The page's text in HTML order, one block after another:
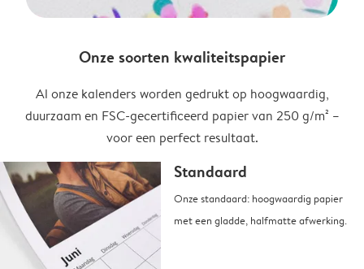
Onze soorten kwaliteitspapier
Al onze kalenders worden gedrukt op hoogwaardig,
duurzaam en FSC-gecertificeerd papier van 250 g/m² –
voor een perfect resultaat.
Standaard
Onze standaard: hoogwaardig papier
met een gladde, halfmatte afwerking.